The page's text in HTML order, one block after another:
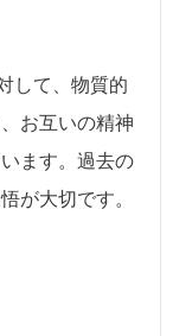
して、物質的
お互いの精神
ます。過去の
が大切です。